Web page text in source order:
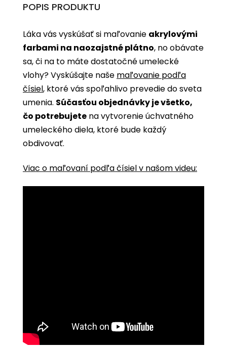
POPIS PRODUKTU
Láka vás vyskúšať si maľovanie akrylovými
farbami na naozajstné plátno, no obávate
sa, či na to máte dostatočné umelecké
vlohy? Vyskúšajte naše maľovanie podľa
čísiel, ktoré vás spoľahlivo prevedie do sveta
umenia. Súčasťou objednávky je všetko,
čo potrebujete na vytvorenie úchvatného
umeleckého diela, ktoré bude každý
obdivovať.
Viac o maľovaní podľa čísiel v našom videu: